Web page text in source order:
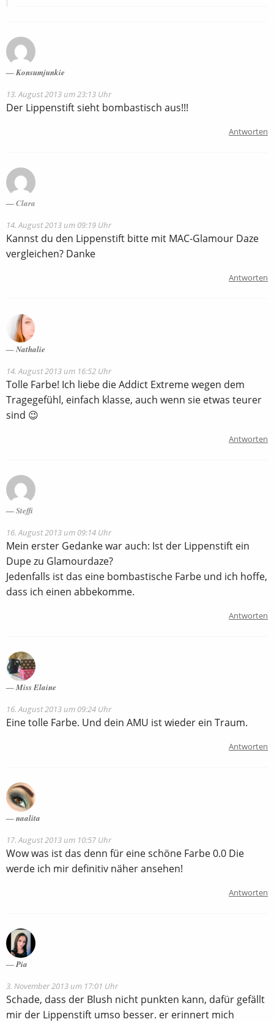
Konsumjunkie
13. August 2013 um 23:13 Uhr
Der Lippenstift sieht bombastisch aus!!!
Antworten
Clara
14. August 2013 um 09:19 Uhr
Kannst du den Lippenstift bitte mit MAC-Glamour Daze
vergleichen? Danke
Antworten
Nathalie
14. August 2013 um 16:52 Uhr
Tolle Farbe! Ich liebe die Addict Extreme wegen dem
Tragegefühl, einfach klasse, auch wenn sie etwas teurer
sind 😉
Antworten
Steffi
16. August 2013 um 09:14 Uhr
Mein erster Gedanke war auch: Ist der Lippenstift ein
Dupe zu Glamourdaze?
Jedenfalls ist das eine bombastische Farbe und ich hoffe,
dass ich einen abbekomme.
Antworten
Miss Elaine
16. August 2013 um 09:24 Uhr
Eine tolle Farbe. Und dein AMU ist wieder ein Traum.
Antworten
naalita
17. August 2013 um 10:57 Uhr
Wow was ist das denn für eine schöne Farbe 0.0 Die
werde ich mir definitiv näher ansehen!
Antworten
Pia
3. November 2013 um 17:01 Uhr
Schade, dass der Blush nicht punkten kann, dafür gefällt
mir der Lippenstift umso besser. er erinnert mich